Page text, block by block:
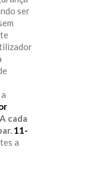
ser
cada
11-
a